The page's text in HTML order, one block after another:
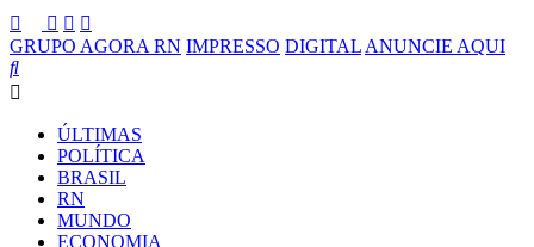
GRUPO AGORA RN IMPRESSO DIGITAL ANUNCIE AQUI
ÚLTIMAS
POLÍTICA
BRASIL
RN
MUNDO
ECONOMIA